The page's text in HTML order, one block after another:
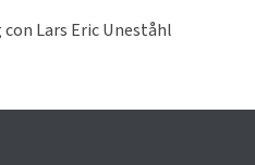
Lars Eric Uneståhl